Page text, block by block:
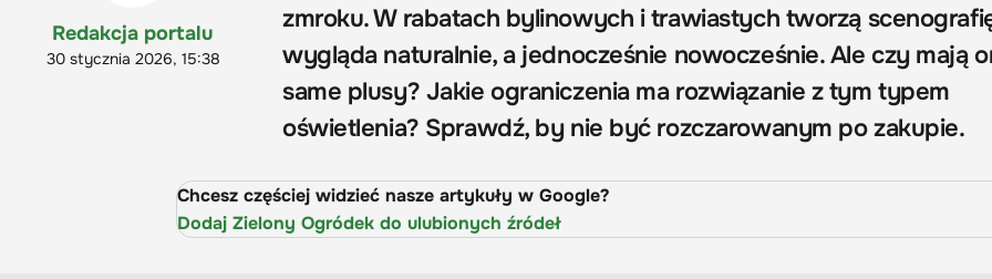
Redakcja portalu
30 stycznia 2026, 15:38
zmroku. W rabatach bylinowych i trawiastych tworzą
wygląda naturalnie, a jednocześnie nowocześnie. Ale czy mają
same plusy? Jakie ograniczenia ma rozwiązanie z tym typem
oświetlenia? Sprawdź, by nie być rozczarowanym po zakupie.
Chcesz częściej widzieć nasze artykuły w Google?
Dodaj Zielony Ogródek do ulubionych źródeł